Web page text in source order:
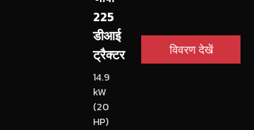
225
डीआई
ट्रैक्टर
14.9
kW
(20
HP)
विवरण देखें